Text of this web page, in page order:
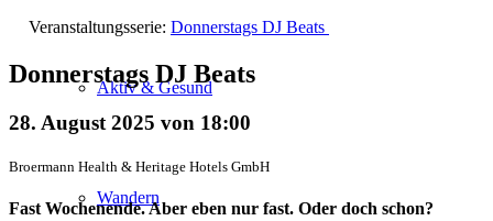
Aktiv & Gesund
Wandern
Veranstaltungsserie: Donnerstags DJ Beats
Donnerstags DJ Beats
28. August 2025 von 18:00
Broermann Health & Heritage Hotels GmbH
Fast Wochenende. Aber eben nur fast. Oder doch schon?